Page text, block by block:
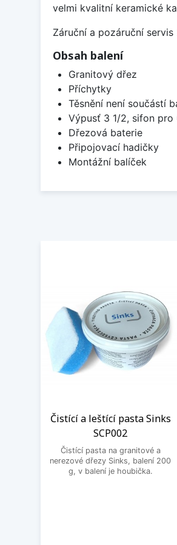
velmi kvalitní keramické
Záruční a pozáruční
Obsah balení
Granitový dřez
Příchytky
Těsnění není součástí
Výpusť 3 1/2, sifon
Dřezová baterie
Připojovací hadičky
Montážní balíček
Čistící a leštící pasta Sinks
SCP002
Čistící pasta na granitové a
nerezové dřezy Sinks, balení 200
g, v balení je houbička.